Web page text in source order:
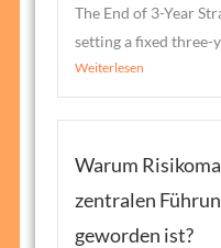
The End of 3-Year
setting a fixed three-
Weiterlesen
Warum
zentralen
geworden ist?